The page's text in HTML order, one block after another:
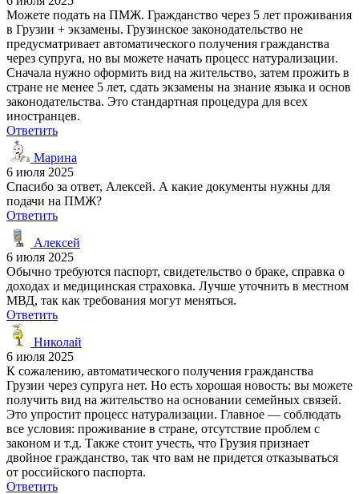
Можете подать на ПМЖ. Гражданство через 5 лет проживания
в Грузии + экзамены. Грузинское законодательство не
предусматривает автоматического получения гражданства
через супруга, но вы можете начать процесс натурализации.
Сначала нужно оформить вид на жительство, затем прожить в
стране не менее 5 лет, сдать экзамены на знание языка и основ
законодательства. Это стандартная процедура для всех
иностранцев.
Ответить
Марина
6 июля 2025
Спасибо за ответ, Алексей. А какие документы нужны для
подачи на ПМЖ?
Ответить
Алексей
6 июля 2025
Обычно требуются паспорт, свидетельство о браке, справка о
доходах и медицинская страховка. Лучше уточнить в местном
МВД, так как требования могут меняться.
Ответить
Николай
6 июля 2025
К сожалению, автоматического получения гражданства
Грузии через супруга нет. Но есть хорошая новость: вы можете
получить вид на жительство на основании семейных связей.
Это упростит процесс натурализации. Главное — соблюдать
все условия: проживание в стране, отсутствие проблем с
законом и т.д. Также стоит учесть, что Грузия признает
двойное гражданство, так что вам не придется отказываться
от российского паспорта.
Ответить